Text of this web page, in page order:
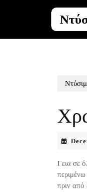
Γεια σε
πριν από